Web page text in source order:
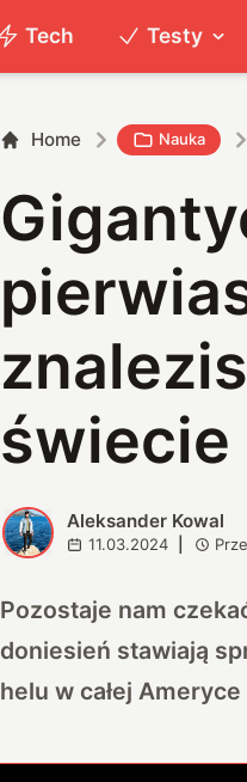
Tech Testy
Home Nauka
świecie
A Aleksander Kowal
11.03.2024
Pozostaje nam
doniesień stawiają
helu w całej Ameryce